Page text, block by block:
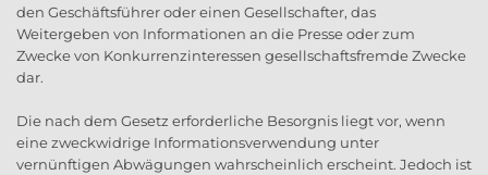
den Geschäftsführer oder einen Gesellschafter, das
Weitergeben von Informationen an die Presse oder zum
Zwecke von Konkurrenzinteressen gesellschaftsfremde Zwecke
dar.
Die nach dem Gesetz erforderliche Besorgnis liegt vor, wenn
eine zweckwidrige Informationsverwendung unter
vernünftigen Abwägungen wahrscheinlich erscheint. Jedoch ist